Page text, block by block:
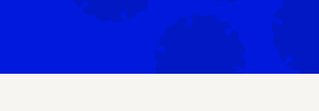
ビジネスプロセスアウトソーシング
【特集】FP＆Aへの旅
【特集】ポスト2027年の基幹システム
パートナーシップ